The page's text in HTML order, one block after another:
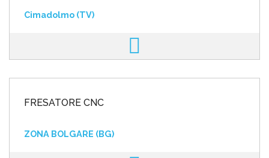
Cimadolmo (TV)
FRESATORE CNC
ZONA BOLGARE (BG)